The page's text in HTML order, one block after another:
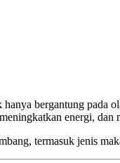
bergantung pada
energi, dan
termasuk jenis